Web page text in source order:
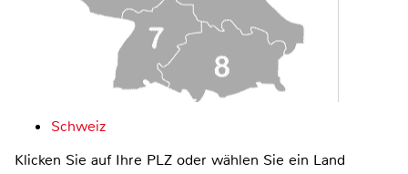
Schweiz
Klicken Sie auf Ihre PLZ oder wählen Sie ein Land